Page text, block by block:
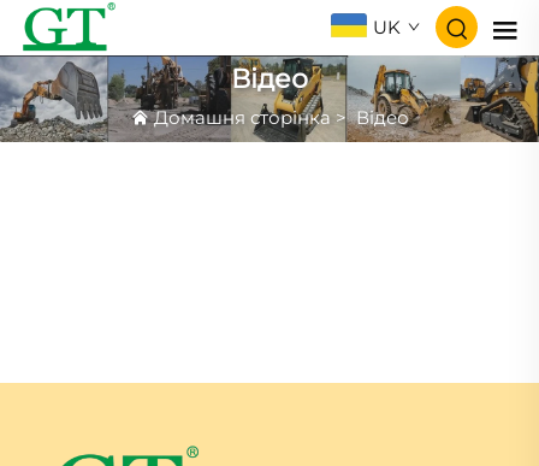
UK
Відео
Домашня сторінка>Відео